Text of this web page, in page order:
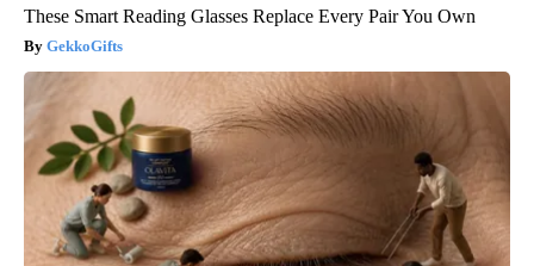
These Smart Reading Glasses Replace Every Pair You Own
GekkoGifts